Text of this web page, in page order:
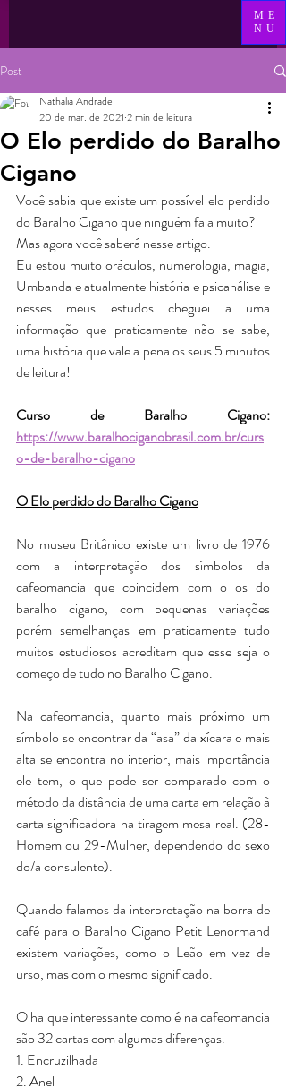
ME
NU
Post
O Elo perdido do Baralho
Cigano
Nathalia Andrade
20 de mar. de 2021 2 min de leitura
Você sabia que existe um possível elo perdido
do Baralho Cigano que ninguém fala muito?
Mas agora você saberá nesse artigo.
Eu estou muito oráculos, numerologia, magia,
Umbanda e atualmente história e psicanálise e
nesses meus estudos cheguei a uma
informação que praticamente não se sabe,
uma história que vale a pena os seus 5 minutos
de leitura!
https://www.baralhociganobrasil.com.br/curs
o-de-baralho-cigano
O Elo perdido do Baralho Cigano
No museu Britânico existe um livro de 1976
com a interpretação dos símbolos da
cafeomancia que coincidem com o os do
baralho cigano, com pequenas variações
porém semelhanças em praticamente tudo
muitos estudiosos acreditam que esse seja o
começo de tudo no Baralho Cigano.
Na cafeomancia, quanto mais próximo um
símbolo se encontrar da “asa” da xícara e mais
alta se encontra no interior, mais importância
ele tem, o que pode ser comparado com o
método da distância de uma carta em relação à
carta significadora na tiragem mesa real. (28-
Homem ou 29-Mulher, dependendo do sexo
do/a consulente).
Quando falamos da interpretação na borra de
café para o Baralho Cigano Petit Lenormand
existem variações, como o Leão em vez de
urso, mas com o mesmo significado.
Olha que interessante como é na cafeomancia
são 32 cartas com algumas diferenças.
1. Encruzilhada
2. Anel